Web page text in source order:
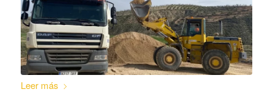
Leer más